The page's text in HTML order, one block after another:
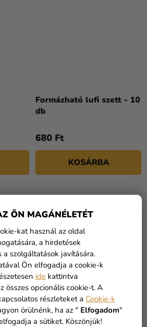
ÖN MAGÁNÉLETÉT
kat használ az oldal
a hirdetések
a szolgáltatások javítására.
Ön elfogadja a cookie-k
ide kattintva
összes opcionális cookie-t. A
részleteket a Cookie-k
örülnénk, ha az " Elfogadom"
a sütiket. Köszönjük!
Formázható lufi szett - 10
db
680 Ft
KOSÁRBA
Kék formázható lufi